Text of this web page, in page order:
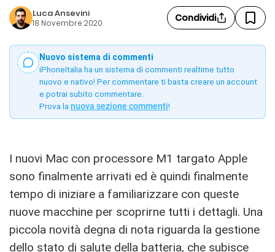
Luca Ansevini
18 Novembre 2020 Condividi
Nuovo sistema di commenti
iPhoneItalia ha un sistema di commenti realtime tutto
nuovo e nativo! Per commentare ti basta creare un account
e potrai subito commentare.
Prova la nuova sezione commenti!
I nuovi Mac con processore M1 targato Apple
sono finalmente arrivati ed è quindi finalmente
tempo di iniziare a familiarizzare con queste
nuove macchine per scoprirne tutti i dettagli. Una
piccola novità degna di nota riguarda la gestione
dello stato di salute della batteria, che subisce